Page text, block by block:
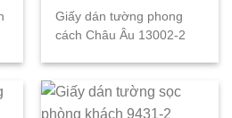
Giấy dán tường phong
cách Châu Âu 13002-2